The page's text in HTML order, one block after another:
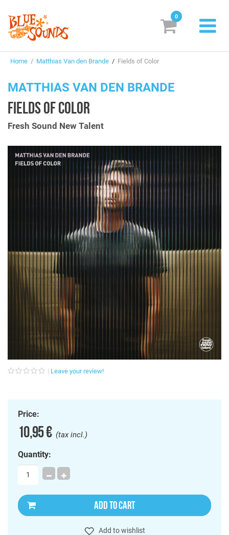
Suggestions
Genres & Styles
Box Sets
Search
Login/Register Subscribe!
0
Home / Matthias Van den Brande / Fields of Color
MATTHIAS VAN DEN BRANDE
FIELDS OF COLOR
Fresh Sound New Talent
Leave your review!
Price:
10,95 €(tax incl.)
Quantity:
ADD TO CART
Add to wishlist